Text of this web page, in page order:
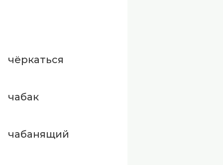
чёркаться
чабак
чабанящий